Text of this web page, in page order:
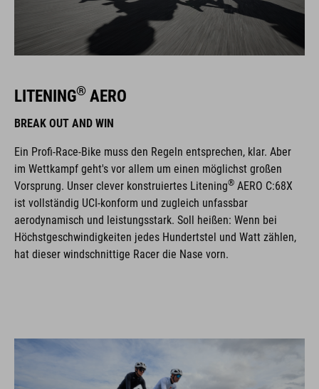
LITENING® AERO
BREAK OUT AND WIN
Ein Profi-Race-Bike muss den Regeln entsprechen, klar. Aber
im Wettkampf geht's vor allem um einen möglichst großen
Vorsprung. Unser clever konstruiertes Litening® AERO C:68X
ist vollständig UCI-konform und zugleich unfassbar
aerodynamisch und leistungsstark. Soll heißen: Wenn bei
Höchstgeschwindigkeiten jedes Hundertstel und Watt zählen,
hat dieser windschnittige Racer die Nase vorn.